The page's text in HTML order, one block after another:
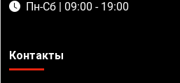
Пн-Сб | 09:00 - 19:00
Контакты